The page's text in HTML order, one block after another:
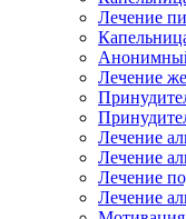
Лечение
Лечение
Лечение
Лечение
Лечение
Лечение